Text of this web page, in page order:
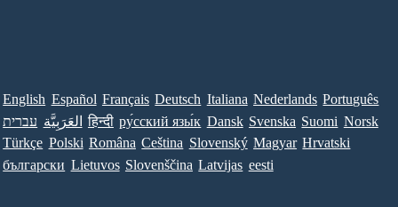
English Español Français Deutsch Italiana Nederlands Português
עברית العَرَبِيَّة हिन्दी ру́сский язы́к Dansk Svenska Suomi Norsk
Türkçe Polski Româna Ceština Slovenský Magyar Hrvatski
български Lietuvos Slovenščina Latvijas eesti